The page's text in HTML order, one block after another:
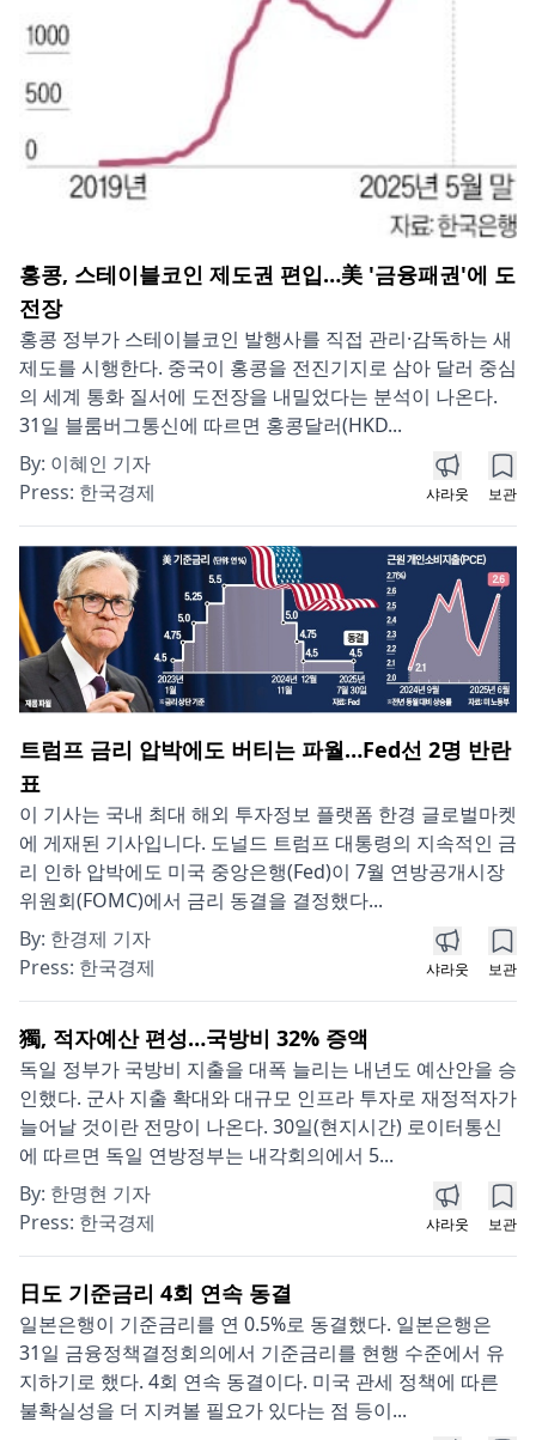
홍콩, 스테이블코인 제도권 편입…美 '금융패권'에 도
전장
홍콩 정부가 스테이블코인 발행사를 직접 관리·감독하는 새
제도를 시행한다. 중국이 홍콩을 전진기지로 삼아 달러 중심
의 세계 통화 질서에 도전장을 내밀었다는 분석이 나온다.
31일 블룸버그통신에 따르면 홍콩달러(HKD...
By: 이혜인 기자
Press: 한국경제 샤라웃 보관
트럼프 금리 압박에도 버티는 파월…Fed선 2명 반란
표
이 기사는 국내 최대 해외 투자정보 플랫폼 한경 글로벌마켓
에 게재된 기사입니다. 도널드 트럼프 대통령의 지속적인 금
리 인하 압박에도 미국 중앙은행(Fed)이 7월 연방공개시장
위원회(FOMC)에서 금리 동결을 결정했다...
By: 한경제 기자
Press: 한국경제 샤라웃 보관
獨, 적자예산 편성…국방비 32% 증액
독일 정부가 국방비 지출을 대폭 늘리는 내년도 예산안을 승
인했다. 군사 지출 확대와 대규모 인프라 투자로 재정적자가
늘어날 것이란 전망이 나온다. 30일(현지시간) 로이터통신
에 따르면 독일 연방정부는 내각회의에서 5...
By: 한명현 기자
Press: 한국경제 샤라웃 보관
日도 기준금리 4회 연속 동결
일본은행이 기준금리를 연 0.5%로 동결했다. 일본은행은
31일 금융정책결정회의에서 기준금리를 현행 수준에서 유
지하기로 했다. 4회 연속 동결이다. 미국 관세 정책에 따른
불확실성을 더 지켜볼 필요가 있다는 점 등이...